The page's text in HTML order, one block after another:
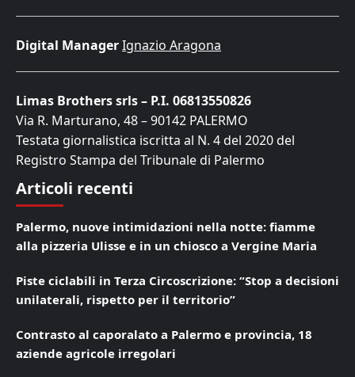
Digital ManagerIgnazio Aragona
Limas Brothers srls – P.I. 06813550826
Via R. Marturano, 48 – 90142 PALERMO
Testata giornalistica iscritta al N. 4 del 2020 del
Registro Stampa del Tribunale di Palermo
Articoli recenti
Palermo, nuove intimidazioni nella notte: fiamme
alla pizzeria Ulisse e in un chiosco a Vergine Maria
Piste ciclabili in Terza Circoscrizione: “Stop a decisioni
unilaterali, rispetto per il territorio”
Contrasto al caporalato a Palermo e provincia, 18
aziende agricole irregolari